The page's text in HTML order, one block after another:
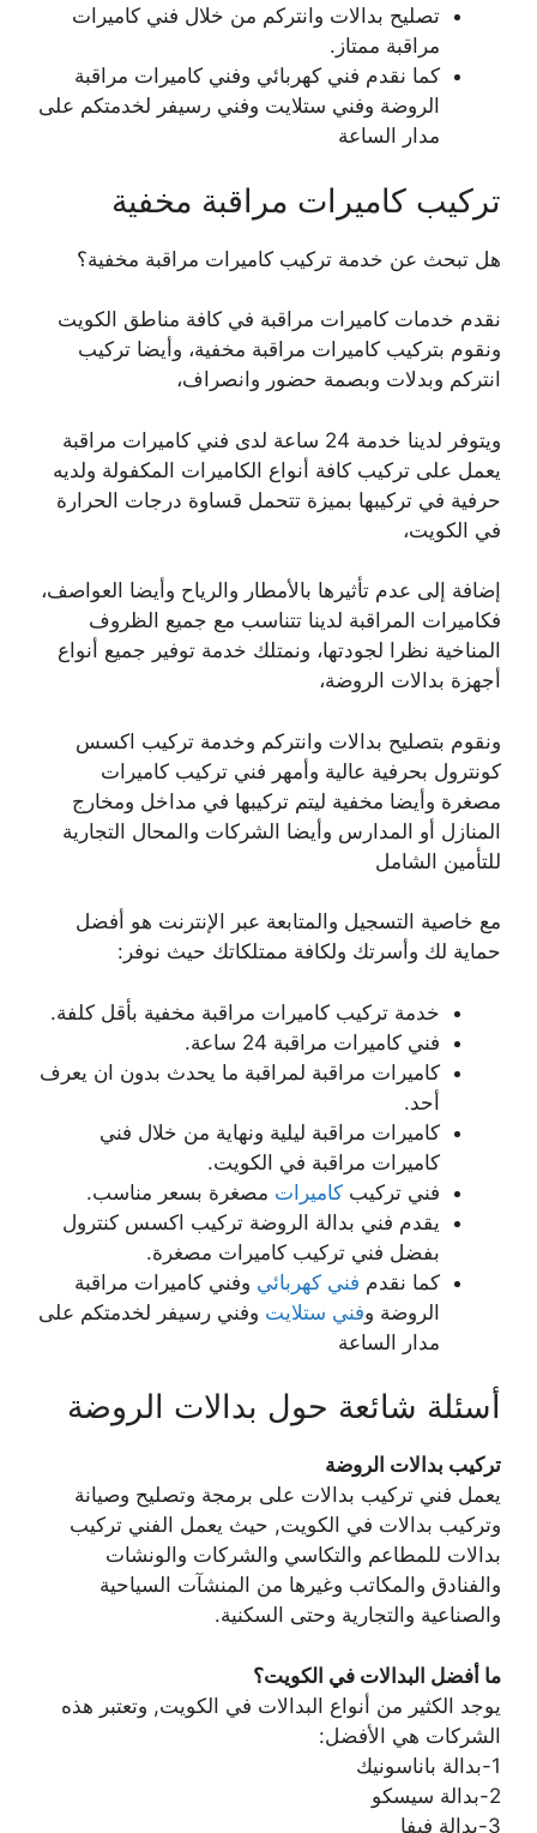
تصليح بدالات وانتركم من خلال فني كاميرات
مراقبة ممتاز.
كما نقدم فني كهربائي وفني كاميرات مراقبة
الروضة وفني ستلايت وفني رسيفر لخدمتكم على
مدار الساعة
تركيب كاميرات مراقبة مخفية
هل تبحث عن خدمة تركيب كاميرات مراقبة مخفية؟
نقدم خدمات كاميرات مراقبة في كافة مناطق الكويت
ونقوم بتركيب كاميرات مراقبة مخفية، وأيضا تركيب
انتركم وبدلات وبصمة حضور وانصراف،
ويتوفر لدينا خدمة 24 ساعة لدى فني كاميرات مراقبة
يعمل على تركيب كافة أنواع الكاميرات المكفولة ولديه
حرفية في تركيبها بميزة تتحمل قساوة درجات الحرارة
في الكويت،
إضافة إلى عدم تأثيرها بالأمطار والرياح وأيضا العواصف،
فكاميرات المراقبة لدينا تتناسب مع جميع الظروف
المناخية نظرا لجودتها، ونمتلك خدمة توفير جميع أنواع
أجهزة بدالات الروضة،
ونقوم بتصليح بدالات وانتركم وخدمة تركيب اكسس
كونترول بحرفية عالية وأمهر فني تركيب كاميرات
مصغرة وأيضا مخفية ليتم تركيبها في مداخل ومخارج
المنازل أو المدارس وأيضا الشركات والمحال التجارية
للتأمين الشامل
مع خاصية التسجيل والمتابعة عبر الإنترنت هو أفضل
حماية لك وأسرتك ولكافة ممتلكاتك حيث نوفر:
خدمة تركيب كاميرات مراقبة مخفية بأقل كلفة.
فني كاميرات مراقبة 24 ساعة.
كاميرات مراقبة لمراقبة ما يحدث بدون ان يعرف
أحد.
كاميرات مراقبة ليلية ونهاية من خلال فني
كاميرات مراقبة في الكويت.
فني تركيب كاميرات مصغرة بسعر مناسب.
يقدم فني بدالة الروضة تركيب اكسس كنترول
بفضل فني تركيب كاميرات مصغرة.
كما نقدم فني كهربائي وفني كاميرات مراقبة
الروضة وفني ستلايت وفني رسيفر لخدمتكم على
مدار الساعة
أسئلة شائعة حول بدالات الروضة
تركيب بدالات الروضة
يعمل فني تركيب بدالات على برمجة وتصليح وصيانة
وتركيب بدالات في الكويت, حيث يعمل الفني تركيب
بدالات للمطاعم والتكاسي والشركات والونشات
والفنادق والمكاتب وغيرها من المنشآت السياحية
والصناعية والتجارية وحتى السكنية.
ما أفضل البدالات في الكويت؟
يوجد الكثير من أنواع البدالات في الكويت, وتعتبر هذه
الشركات هي الأفضل:
1-بدالة باناسونيك
2-بدالة سيسكو
3-بدالة فيفا